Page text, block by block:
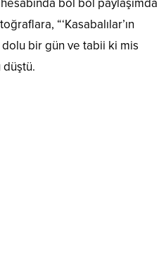
bol bol paylaşımda
“‘Kasabalılar’ın
bir gün ve tabii ki mis